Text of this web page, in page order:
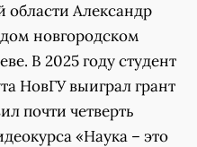
области Александр
новгородском
В 2025 году студент
НовГУ выиграл грант
почти четверть
«Наука – это